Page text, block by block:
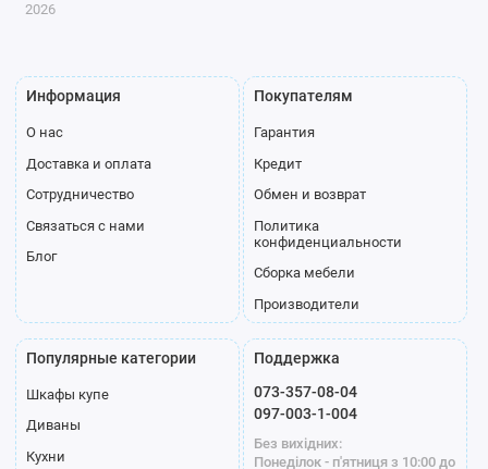
2026
Информация
О нас
Доставка и оплата
Сотрудничество
Связаться с нами
Блог
Покупателям
Гарантия
Кредит
Обмен и возврат
Политика
конфиденциальности
Сборка мебели
Производители
Популярные категории
Шкафы купе
Диваны
Кухни
Поддержка
073-357-08-04
097-003-1-004
Без вихідних:
Понеділок - п'ятниця з 10:00 до